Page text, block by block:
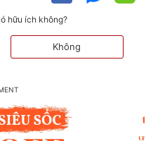
hữu ích không?
Không